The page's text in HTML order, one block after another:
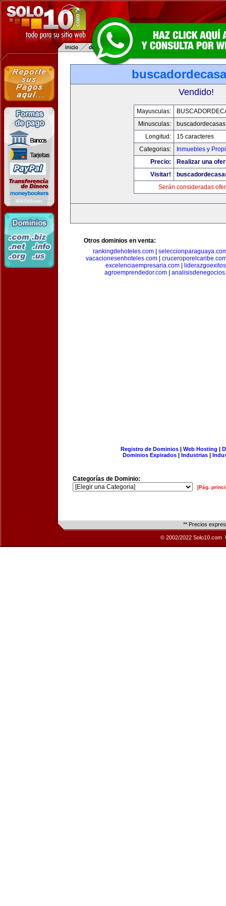
Vendido!
Mayusculas:
Minusculas:
Longitud:
15 caracteres
Categorias:
Inmuebles y
Precio:
Realizar una
Visitar!
Serán consideradas
Otros dominios en venta:
rankingdehoteles.com|
vacacionesenhoteles.com
excelenciaempresaria.com
agroemprendedor.com
Registro de Dominios| Web Hosting |
Dominios Expirados | Industrias |
Categorías de Dominio:
[Pág.
** Precios
© 2002/2022 Solo10.com